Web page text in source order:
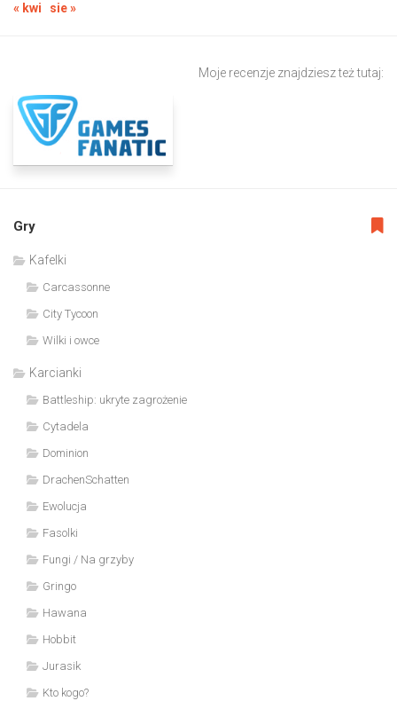
« kwi
sie »
Moje recenzje znajdziesz też tutaj:
Gry
Kafelki
Carcassonne
City Tycoon
Wilki i owce
Karcianki
Battleship: ukryte zagrożenie
Cytadela
Dominion
DrachenSchatten
Ewolucja
Fasolki
Fungi / Na grzyby
Gringo
Hawana
Hobbit
Jurasik
Kto kogo?